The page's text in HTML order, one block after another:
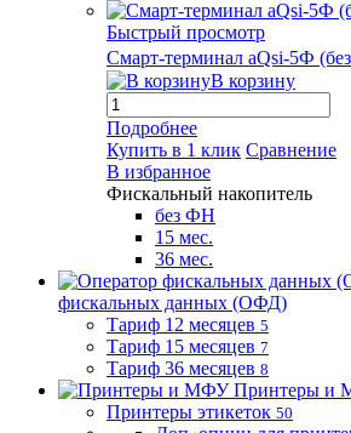
Быстрый просмотр
Смарт-терминал aQsi-5Ф
В корзину
Подробнее
Купить в 1 клик Сравнение
В избранное
Фискальный накопитель
без ФН
15 мес.
36 мес.
фискальных данных (ОФД)
Тариф 12 месяцев 5
Тариф 15 месяцев 7
Тариф 36 месяцев 8
Принтеры и
Принтеры этикеток 50